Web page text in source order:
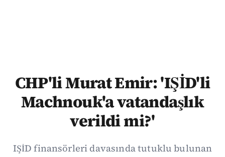
CHP'li Murat Emir: 'IŞİD'li
Machnouk'a vatandaşlık
verildi mi?'
IŞİD finansörleri davasında tutuklu bulunan